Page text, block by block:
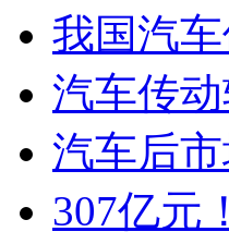
我国汽
汽车传
汽车后
307亿元